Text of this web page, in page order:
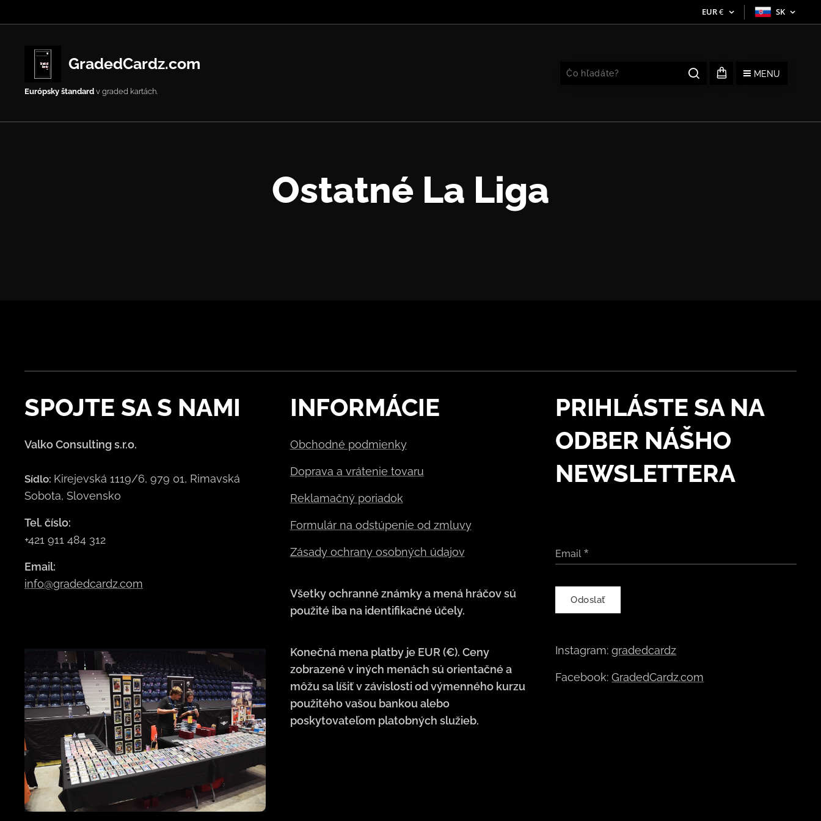
EUR€ SK
GradedCardz.com
Európsky štandard v graded kartách.
MENU
Ostatné La Liga
SPOJTE SA S NAMI
Valko Consulting s.r.o.
Sídlo: Kirejevská 1119/6, 979 01, Rimavská
Sobota, Slovensko
Tel. číslo:
+421 911 484 312
Email:
info@gradedcardz.com
INFORMÁCIE
Obchodné podmienky
Doprava a vrátenie tovaru
Reklamačný poriadok
Formulár na odstúpenie od zmluvy
Zásady ochrany osobných údajov
Všetky ochranné známky a mená hráčov sú
použité iba na identifikačné účely.
Konečná mena platby je EUR (€). Ceny
zobrazené v iných menách sú orientačné a
môžu sa líšiť v závislosti od výmenného kurzu
použitého vašou bankou alebo
poskytovateľom platobných služieb.
PRIHLÁSTE SA NA
ODBER NÁŠHO
NEWSLETTERA
Email
Odoslať
Instagram:gradedcardz
Facebook:GradedCardz.com